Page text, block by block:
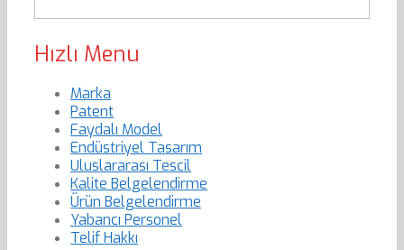
Hızlı Menu
Marka
Patent
Faydalı Model
Endüstriyel Tasarım
Uluslararası Tescil
Kalite Belgelendirme
Ürün Belgelendirme
Yabancı Personel
Telif Hakkı